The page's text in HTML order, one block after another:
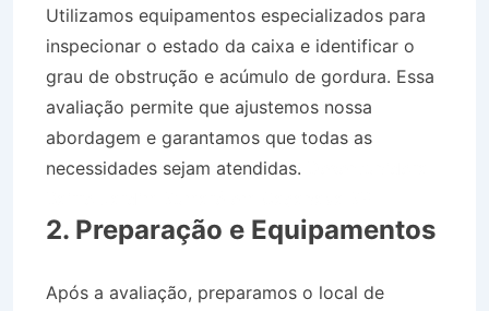
Utilizamos equipamentos especializados para
inspecionar o estado da caixa e identificar o
grau de obstrução e acúmulo de gordura. Essa
avaliação permite que ajustemos nossa
abordagem e garantamos que todas as
necessidades sejam atendidas.
2. Preparação e Equipamentos
Após a avaliação, preparamos o local de